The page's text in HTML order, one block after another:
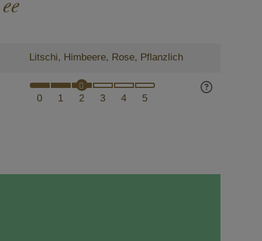
Litschi, Himbeere, Rose, Pflanzlich
0 1 2 3 4 5